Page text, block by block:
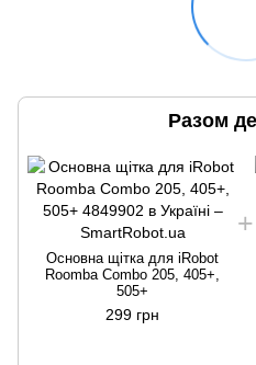
Разом
Основна щітка для iRobot
Roomba Combo 205, 405+,
505+
299 грн